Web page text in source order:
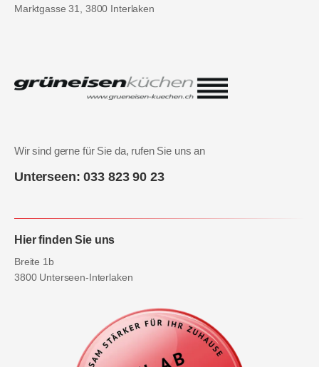
Marktgasse 31, 3800 Interlaken
Wir sind gerne für Sie da, rufen Sie uns an
Unterseen: 033 823 90 23
Hier finden Sie uns
Breite 1b
3800 Unterseen-Interlaken